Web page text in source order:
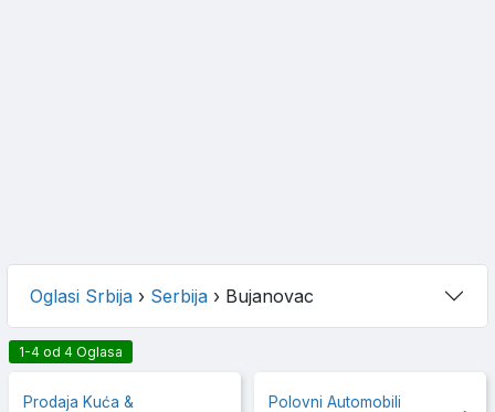
Oglasi Srbija › Serbija › Bujanovac
1-4 od 4 Oglasa
Prodaja Kuća &
Polovni Automobili